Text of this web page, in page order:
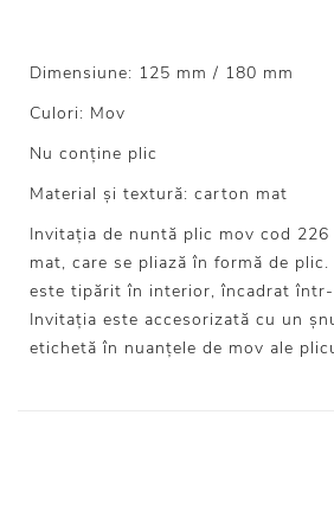
Dimensiune: 125 mm / 180 mm
Culori: Mov
Nu conține plic
Material și textură: carton mat
Invitația de nuntă plic mov cod
mat, care se pliază în formă de
este tipărit în interior, încadrat
Invitația este accesorizată cu un
etichetă în nuanțele de mov ale